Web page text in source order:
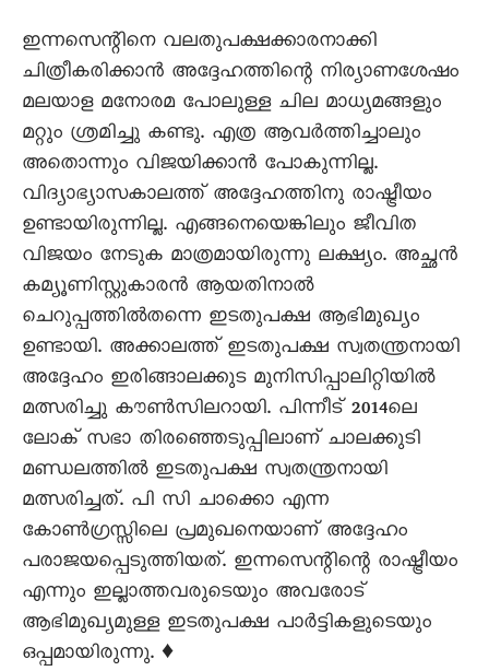
ഇന്നസെന്റിനെ വലതുപക്ഷക്കാരനാക്കി
ചിത്രീകരിക്കാൻ അദ്ദേഹത്തിന്റെ നിര്യാണശേഷം
മലയാള മനോരമ പോലുള്ള ചില മാധ്യമങ്ങളും
മറ്റും ശ്രമിച്ചു കണ്ടു. എത്ര ആവർത്തിച്ചാലും
അതൊന്നും വിജയിക്കാൻ പോകുന്നില്ല.
വിദ്യാഭ്യാസകാലത്ത്‌ അദ്ദേഹത്തിനു രാഷ്ട്രീയം
ഉണ്ടായിരുന്നില്ല. എങ്ങനെയെങ്കിലും ജീവിത
വിജയം നേടുക മാത്രമായിരുന്നു ലക്ഷ്യം. അച്ഛൻ
കമ്യൂണിസ്റ്റുകാരൻ ആയതിനാൽ
ചെറുപ്പത്തിൽതന്നെ ഇടതുപക്ഷ ആഭിമുഖ്യം
ഉണ്ടായി. അക്കാലത്ത്‌ ഇടതുപക്ഷ സ്വതന്ത്രനായി
അദ്ദേഹം ഇരിങ്ങാലക്കുട മുനിസിപ്പാലിറ്റിയിൽ
മത്സരിച്ചു കൗൺസിലറായി. പിന്നീട്‌ 2014ലെ
ലോക‍് സഭാ തിരഞ്ഞെടുപ്പിലാണ്‌ ചാലക്കുടി
മണ്ഡലത്തിൽ ഇടതുപക്ഷ സ്വതന്ത്രനായി
മത്സരിച്ചത്‌. പി സി ചാക്കൊ എന്ന
കോൺഗ്രസ്സിലെ പ്രമുഖനെയാണ്‌ അദ്ദേഹം
പരാജയപ്പെടുത്തിയത്‌. ഇന്നസെന്റിന്റെ രാഷ്ട്രീയം
എന്നും ഇല്ലാത്തവരുടെയും അവരോട്‌
ആഭിമുഖ്യമുള്ള ഇടതുപക്ഷ പാർട്ടികളുടെയും
ഒപ്പമായിരുന്നു. ♦